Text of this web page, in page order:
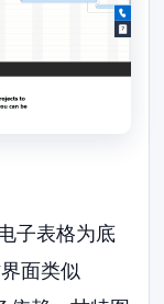
子表格为底
面类似